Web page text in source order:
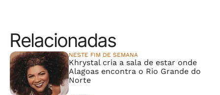
Relacionadas
NESTE FIM DE SEMANA
Khrystal cria a sala de estar onde
Alagoas encontra o Rio Grande do
Norte